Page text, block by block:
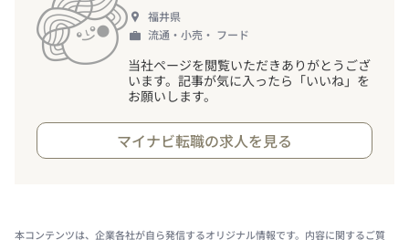
福井県
流通・小売・ フード
当社ページを閲覧いただきありがとうござ
います。記事が気に入ったら「いいね」を
お願いします。
マイナビ転職の求人を見る
本コンテンツは、企業各社が自ら発信するオリジナル情報です。内容に関するご質